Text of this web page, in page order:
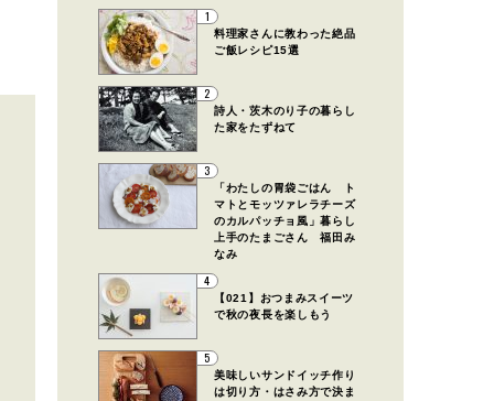
1
料理家さんに教わった絶品
ご飯レシピ15選
2
詩人・茨木のり子の暮らし
た家をたずねて
3
「わたしの胃袋ごはん ト
マトとモッツァレラチーズ
のカルパッチョ風」暮らし
上手のたまごさん 福田み
なみ
4
【021】おつまみスイーツ
で秋の夜長を楽しもう
5
美味しいサンドイッチ作り
は切り方・はさみ方で決ま